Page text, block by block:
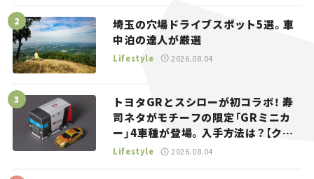
埼玉の穴場ドライブスポット5選。車
中泊の達人が厳選
Lifestyle 2026.08.04
トヨタGRとスシローが初コラボ！ 寿
司ネタがモチーフの限定「GRミニカ
ー」4車種が登場。入手方法は？【クル
マとホビー】
Lifestyle 2026.08.04